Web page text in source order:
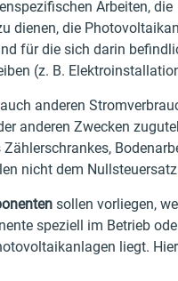
Arbeiten, die
dienen, die
für die sich darin
(z. B.
anderen
anderen Zwecken
Zählerschrankes,
nicht dem
sollen vorliegen,
speziell im Betrieb
liegt.